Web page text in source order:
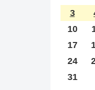
3
10
17
24
31